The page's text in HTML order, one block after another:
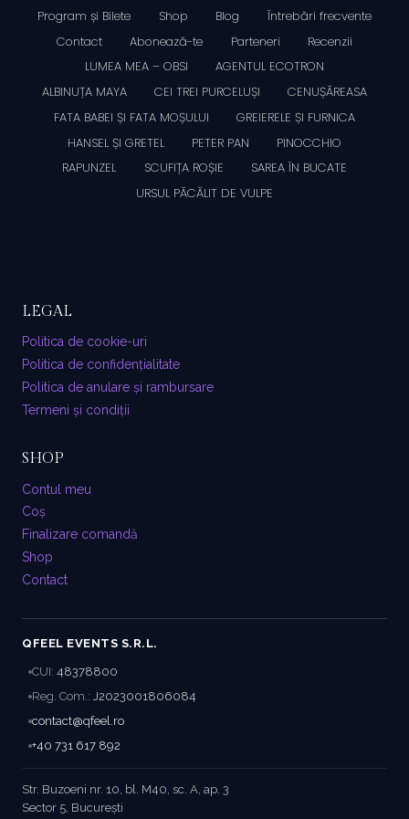
Program și Bilete
Shop Blog
Întrebări frecvente
Contact
Abonează-te Parteneri
Recenzii
LUMEA MEA – OBSI
AGENTUL ECOTRON
ALBINUȚA MAYA
CEI TREI PURCELUȘI
CENUȘĂREASA
FATA BABEI ȘI FATA MOȘULUI
GREIERELE ȘI FURNICA
HANSEL ȘI GRETEL
PETER PAN
PINOCCHIO
RAPUNZEL
SCUFIȚA ROȘIE
SAREA ÎN BUCATE
URSUL PĂCĂLIT DE VULPE
LEGAL
Politica de cookie-uri
Politica de confidențialitate
Politica de anulare și rambursare
Termeni și condiții
SHOP
Contul meu
Coș
Finalizare comandă
Shop
Contact
QFEEL EVENTS S.R.L.
CUI: 48378800
Reg. Com.: J2023001806084
contact@qfeel.ro
+40 731 617 892
Str. Buzoeni nr. 10, bl. M40, sc. A, ap. 3
Sector 5, București